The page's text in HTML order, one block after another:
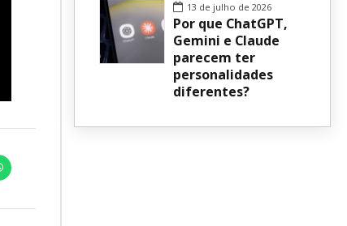
13 de julho de 2026
Por que ChatGPT,
Gemini e Claude
parecem ter
personalidades
diferentes?